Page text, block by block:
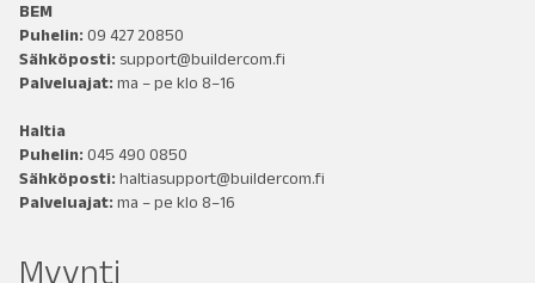
BEM
Puhelin: 09 427 20850
Sähköposti: support@buildercom.fi
Palveluajat: ma – pe klo 8–16
Haltia
Puhelin: 045 490 0850
Sähköposti: haltiasupport@buildercom.fi
Palveluajat: ma – pe klo 8–16
Myynti